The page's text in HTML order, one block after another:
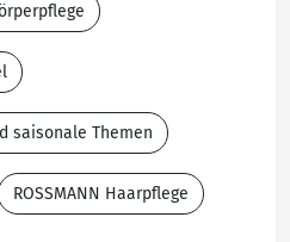
saisonale Themen
ROSSMANN Haarpflege